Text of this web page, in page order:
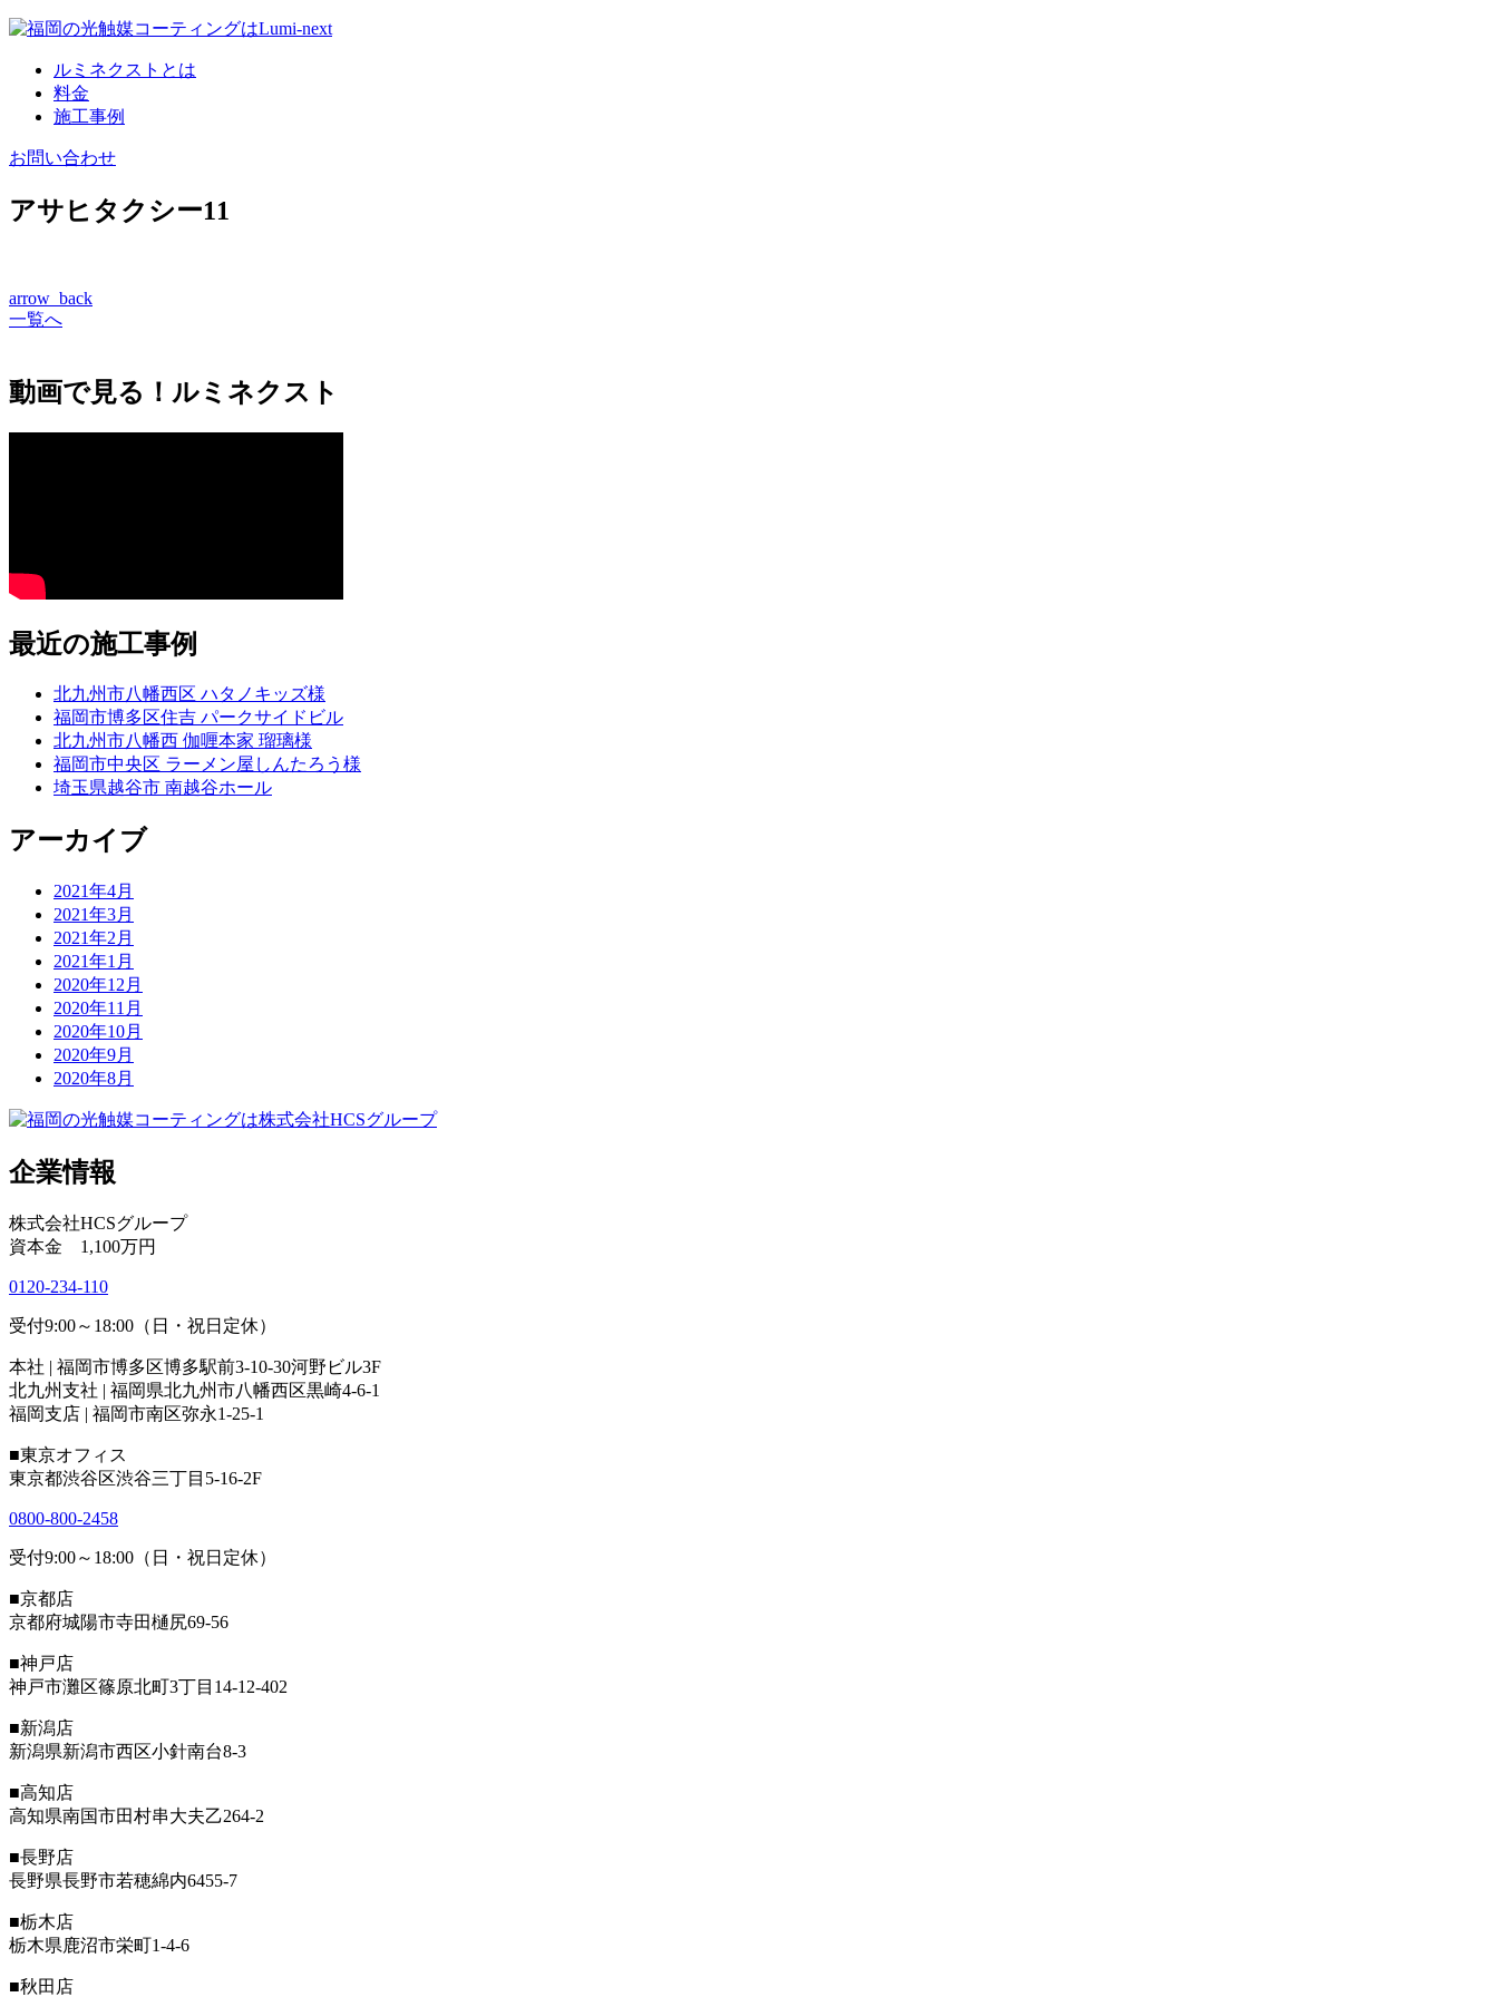
コ
ルミネクストとは
料金
施工事例
お問い合わせ
アサヒタクシー11
arrow_back
一覧へ
動画で見る！ルミネクスト
最近の施工事例
北九州市八幡西区 ハタノキッズ様
福岡市博多区住吉 パークサイドビル
北九州市八幡西 伽喱本家 瑠璃様
福岡市中央区 ラーメン屋しんたろう様
埼玉県越谷市 南越谷ホール
アーカイブ
2021年4月
2021年3月
2021年2月
2021年1月
2020年12月
2020年11月
2020年10月
2020年9月
2020年8月
企業情報
株式会社HCSグループ
資本金 1,100万円
0120-234-110
受付9:00～18:00（日・祝日定休）
本社 | 福岡市博多区博多駅前3-10-30河野ビル3F
北九州支社 | 福岡県北九州市八幡西区黒崎4-6-1
福岡支店 | 福岡市南区弥永1-25-1
■東京オフィス
東京都渋谷区渋谷三丁目5-16-2F
0800-800-2458
受付9:00～18:00（日・祝日定休）
■京都店
京都府城陽市寺田樋尻69-56
■神戸店
神戸市灘区篠原北町3丁目14-12-402
■新潟店
新潟県新潟市西区小針南台8-3
■高知店
高知県南国市田村串大夫乙264-2
■長野店
長野県長野市若穂綿内6455-7
■栃木店
栃木県鹿沼市栄町1-4-6
■秋田店